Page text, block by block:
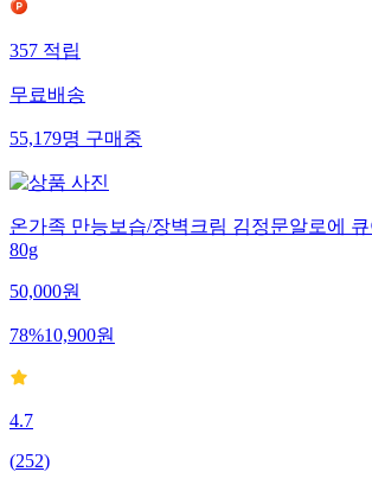
357적립
무료배송
55,179명구매중
온가족 만능보습/장벽크림 김정문알로에
80g
50,000원
78%10,900원
4.7
(252)